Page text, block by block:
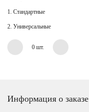
1. Стандартные
2. Универсальные
0 шт.
Информация о заказе